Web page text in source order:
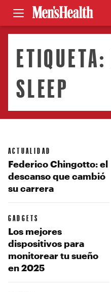
ETIQUETA:
SLEEP
ACTUALIDAD
Federico Chingotto: el
descanso que cambió
su carrera
GADGETS
Los mejores
dispositivos para
monitorear tu sueño
en 2025